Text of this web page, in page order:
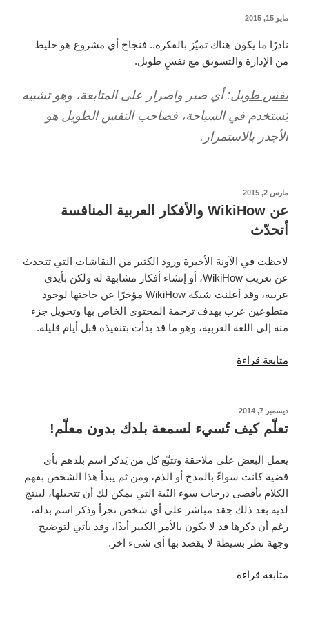
“إليستريتور”
Illustrator”
نُشر
مايو 15, 2015
نادرًا ما يكون هناك تميّز بالفكرة.. فنجاح أي مشروع هو خليط
من الإدارة والتسويق مع نفسٍ طويل.
نفس طويل: أي صبر واصرار على المتابعة، وهو تشبيه
يُستخدم في السباحة، فصاحب النفس الطويل هو
الأجدر بالاستمرار.
نُشر
مارس 2, 2015
عن WikiHow والأفكار العربية المنافسة
أتحدّث
لاحظت في الآونة الأخيرة ورود الكثير من النقاشات التي تتحدث
عن تعريب WikiHow، أو إنشاء أفكار مشابهة له ولكن بأيدي
عربية، وقد أعلنت شبكة WikiHow مؤخرًا عن حاجتها لوجود
متطوعين عرب بهدف ترجمة المحتوى الخاص بها وتحويل جزء
منه إلى اللغة العربية، وهو ما قد بدأت بتنفيذه قبل أيام قليلة.
متابعة قراءة
المنافسة
نُشر
ديسمبر 7, 2014
تعلّم كيف تُسيء لسمعة بلدك بدون معلّم!
يعمل البعض على ملاحقة وتتبّع كل من يَذكر اسم بلدهم بأي
قضية كانت سواءً بالمدح أو الذم، ومن ثم يبدأ هذا الشخص بفهم
الكلام بأقصى درجات سوء النّية التي يمكن لك أن تتخيلها، لينتج
لديه بعد ذلك حِقد مباشر على أي شخص تجرأ وذكر اسم بدله،
رغم أن ذكرها قد لا يكون بالأمر الكبير أبدًا، وقد يأتي لتوضيح
وجهة نظر بسيطة لا يقصد بها أي شيء آخر.
متابعة قراءة